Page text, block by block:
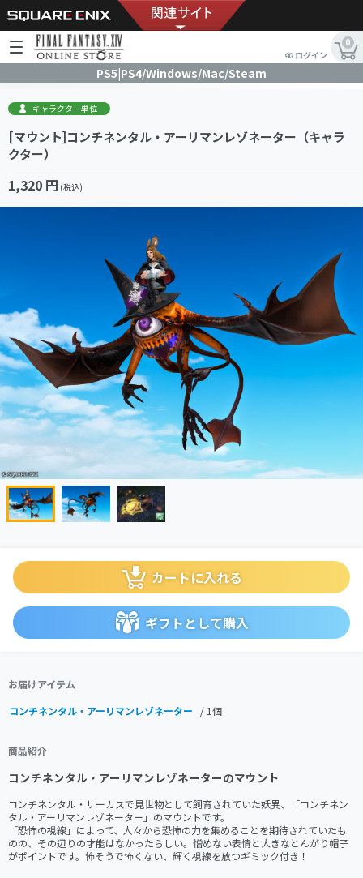
ログイン
0
PS5|PS4/Windows/Mac/Steam
キャラクター単位
[マウント]コンチネンタル・アーリマンレゾネーター（キャラ
クター）
1,320 円 (税込)
カートに入れる
ギフトとして購入
お届けアイテム
コンチネンタル・アーリマンレゾネーター
/ 1個
商品紹介
コンチネンタル・アーリマンレゾネーターのマウント
コンチネンタル・サーカスで見世物として飼育されていた妖異、「コンチネン
タル・アーリマンレゾネーター」のマウントです。
「恐怖の視線」によって、人々から恐怖の力を集めることを期待されていたも
のの、その辺りの才能はなかったらしい。憎めない表情と大きなとんがり帽子
がポイントです。怖そうで怖くない、輝く視線を放つギミック付き！